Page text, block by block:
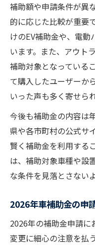
補助額や申請条件が異
的に応じた比較が重要
けのEV補助金や、電
います。また、アウト
補助対象となっている
て購入したユーザーか
いった声も多く寄せら
今後も補助金の内容は
県や各市町村の公式サ
賢く補助金を利用する
は、補助対象車種や設
な条件を見落とさない
2026年車補助金の申
2026年の補助金申請に
変更に細心の注意を払